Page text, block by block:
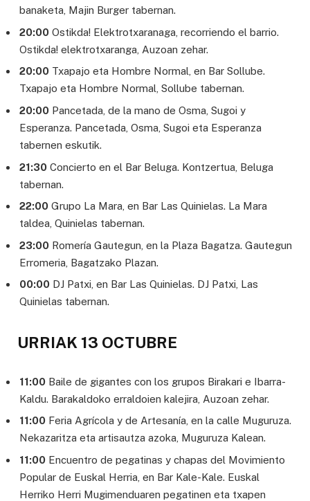
banaketa, Majin Burger tabernan.
20:00 Ostikda! Elektrotxaranaga, recorriendo el barrio.
Ostikda! elektrotxaranga, Auzoan zehar.
20:00 Txapajo eta Hombre Normal, en Bar Sollube.
Txapajo eta Hombre Normal, Sollube tabernan.
20:00 Pancetada, de la mano de Osma, Sugoi y
Esperanza. Pancetada, Osma, Sugoi eta Esperanza
tabernen eskutik.
21:30 Concierto en el Bar Beluga. Kontzertua, Beluga
tabernan.
22:00 Grupo La Mara, en Bar Las Quinielas. La Mara
taldea, Quinielas tabernan.
23:00 Romería Gautegun, en la Plaza Bagatza. Gautegun
Erromeria, Bagatzako Plazan.
00:00 DJ Patxi, en Bar Las Quinielas. DJ Patxi, Las
Quinielas tabernan.
URRIAK 13 OCTUBRE
11:00 Baile de gigantes con los grupos Birakari e Ibarra-
Kaldu. Barakaldoko erraldoien kalejira, Auzoan zehar.
11:00 Feria Agrícola y de Artesanía, en la calle Muguruza.
Nekazaritza eta artisautza azoka, Muguruza Kalean.
11:00 Encuentro de pegatinas y chapas del Movimiento
Popular de Euskal Herria, en Bar Kale-Kale. Euskal
Herriko Herri Mugimenduaren pegatinen eta txapen